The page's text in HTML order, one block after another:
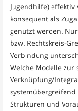
Jugendhilfe)
konsequent als
genutzt werden.
bzw. Rechtskreis-
Verbindung
Welche Modelle zur
Verknüpfung/
systemübergreifend
Strukturen und